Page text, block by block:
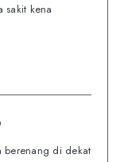
sakit kena
berenang di dekat